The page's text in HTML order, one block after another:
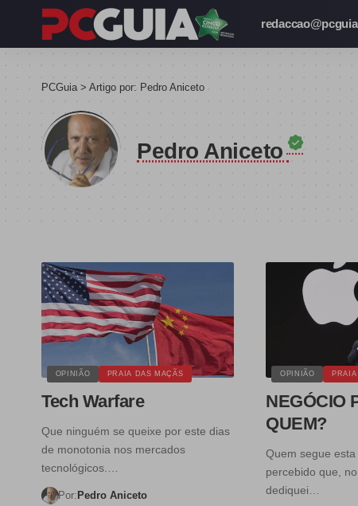
PCGuia > Artigo por: Pedro Aniceto
Pedro Aniceto
OPINIÃO PRAIA DAS MAÇÃS
Tech Warfare
Que ninguém se queixe por este dias
de monotonia nos mercados
tecnológicos.…
Por: Pedro Aniceto
OPINIÃO
NEGÓCIO
QUEM?
Quem segue
percebido que,
dediquei…